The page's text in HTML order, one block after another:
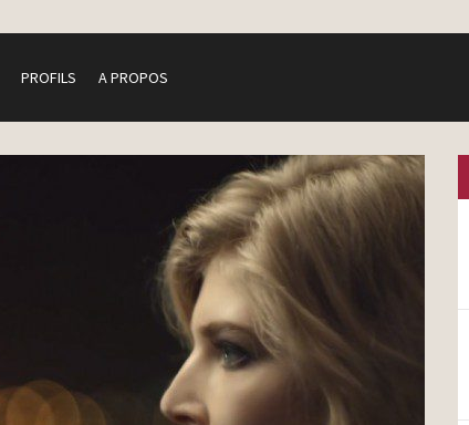
PROFILS A PROPOS